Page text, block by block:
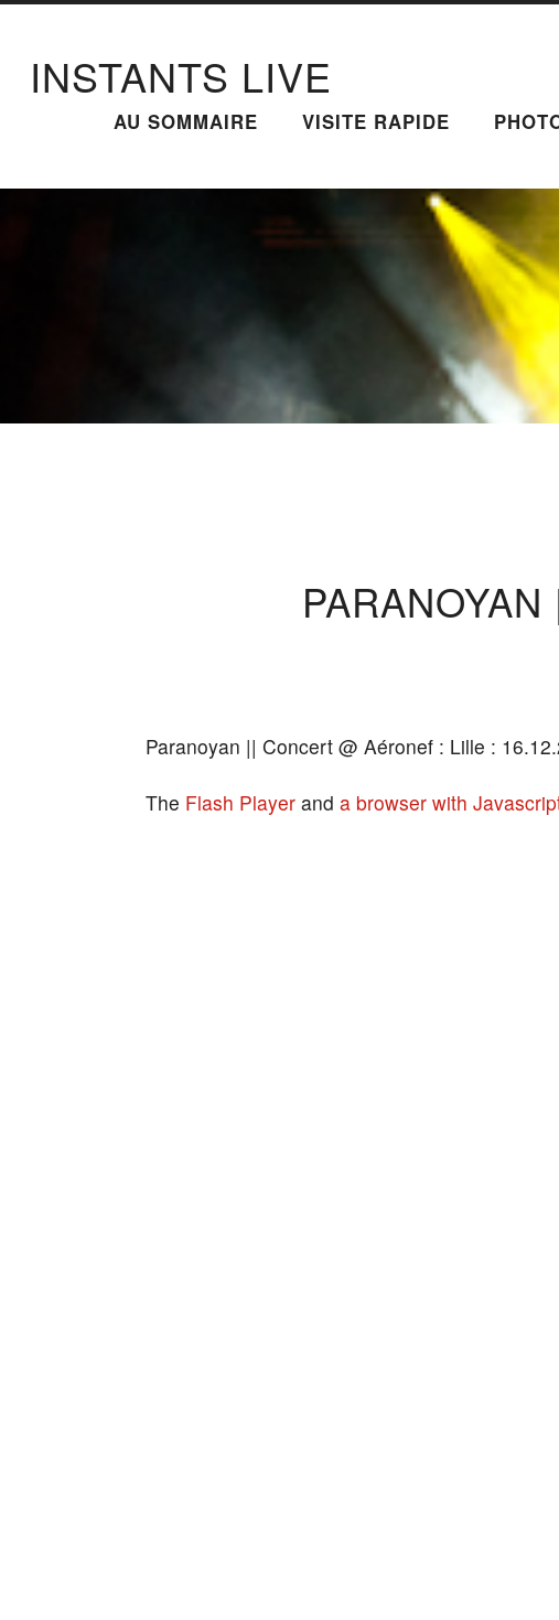
INSTANTS LIVE
AU SOMMAIRE VISITE RAPIDE
Paranoyan || Concert @ Aéronef : Lille :
The Flash Player and a browser with